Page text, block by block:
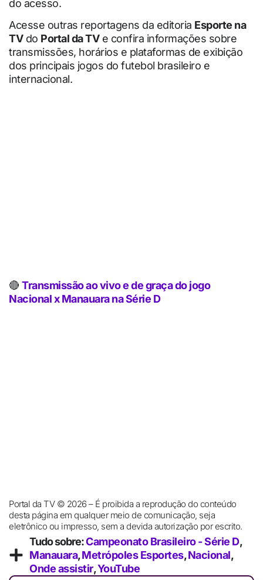
do acesso.
Acesse outras reportagens da editoria Esporte na
TVdo Portal da TVe confira informações sobre
transmissões, horários e plataformas de exibição
dos principais jogos do futebol brasileiro e
internacional.
🔴 Transmissão ao vivo e de graça do jogo
Nacional x Manauara na Série D
Portal da TV © 2026 – É proibida a reprodução do conteúdo
desta página em qualquer meio de comunicação, seja
eletrônico ou impresso, sem a devida autorização por escrito.
Tudo sobre:Campeonato Brasileiro - Série D,
Manauara,Metrópoles Esportes,Nacional,
Onde assistir,YouTube